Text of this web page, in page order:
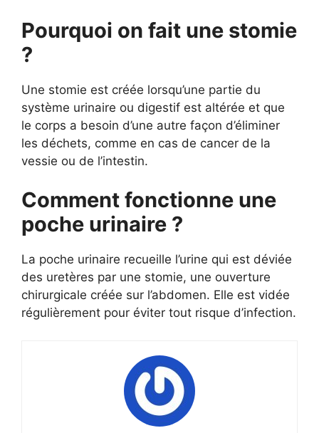
Pourquoi on fait une stomie
?
Une stomie est créée lorsqu’une partie du
système urinaire ou digestif est altérée et que
le corps a besoin d’une autre façon d’éliminer
les déchets, comme en cas de cancer de la
vessie ou de l’intestin.
Comment fonctionne une
poche urinaire ?
La poche urinaire recueille l’urine qui est déviée
des uretères par une stomie, une ouverture
chirurgicale créée sur l’abdomen. Elle est vidée
régulièrement pour éviter tout risque d’infection.